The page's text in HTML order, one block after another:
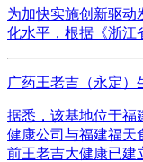
为加快实施创新驱动
化水平，根据《浙江
广药王老吉（永定）
据悉，该基地位于福
健康公司与福建福天
前王老吉大健康已建